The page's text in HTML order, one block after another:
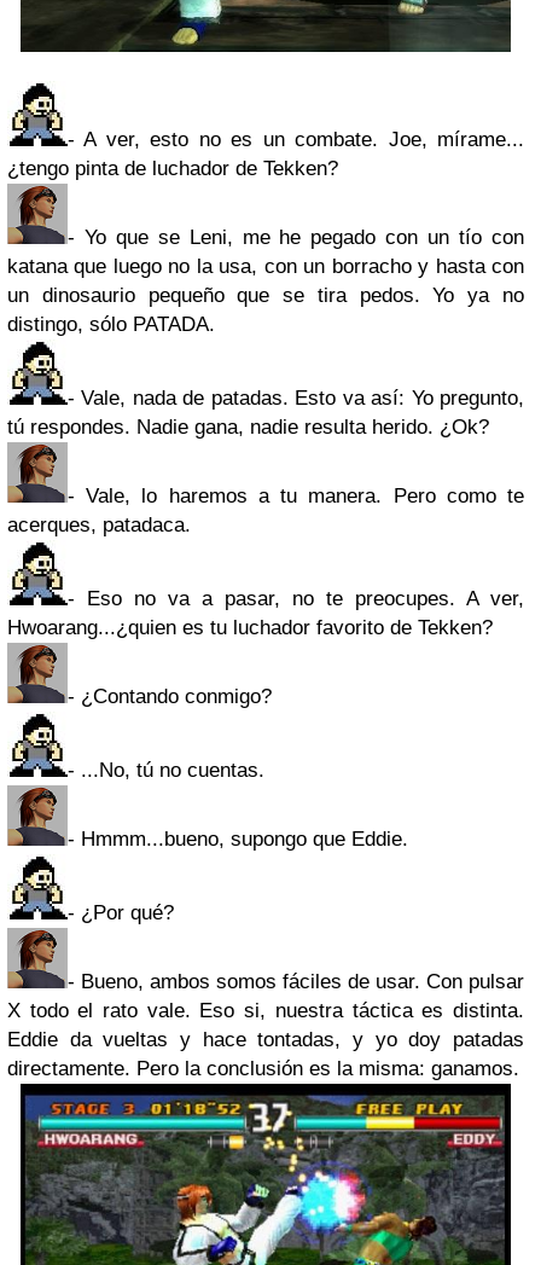
- A ver, esto no es un combate. Joe, mírame...
¿tengo pinta de luchador de Tekken?
- Yo que se Leni, me he pegado con un tío con
katana que luego no la usa, con un borracho y hasta con
un dinosaurio pequeño que se tira pedos. Yo ya no
distingo, sólo PATADA.
- Vale, nada de patadas. Esto va así: Yo pregunto,
tú respondes. Nadie gana, nadie resulta herido. ¿Ok?
- Vale, lo haremos a tu manera. Pero como te
acerques, patadaca.
- Eso no va a pasar, no te preocupes. A ver,
Hwoarang...¿quien es tu luchador favorito de Tekken?
- ¿Contando conmigo?
- ...No, tú no cuentas.
- Hmmm...bueno, supongo que Eddie.
- ¿Por qué?
- Bueno, ambos somos fáciles de usar. Con pulsar
X todo el rato vale. Eso si, nuestra táctica es distinta.
Eddie da vueltas y hace tontadas, y yo doy patadas
directamente. Pero la conclusión es la misma: ganamos.